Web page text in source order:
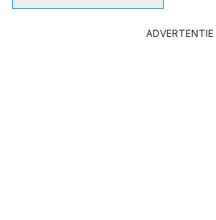
ADVERTENTIE